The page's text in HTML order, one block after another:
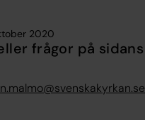
2020
frågor på sidans